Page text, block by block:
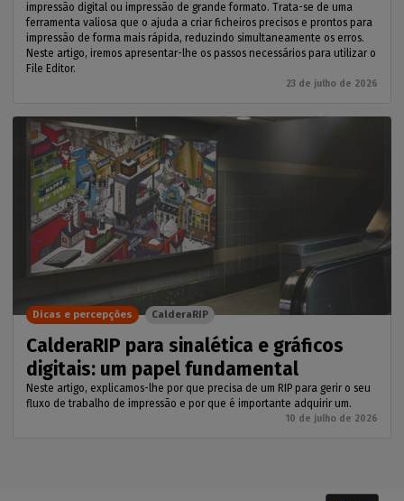
impressão digital ou impressão de grande formato. Trata-se de uma
ferramenta valiosa que o ajuda a criar ficheiros precisos e prontos para
impressão de forma mais rápida, reduzindo simultaneamente os erros.
Neste artigo, iremos apresentar-lhe os passos necessários para utilizar o
File Editor.
23 de julho de 2026
CalderaRIP para sinalética e gráficos
digitais: um papel fundamental
Neste artigo, explicamos-lhe por que precisa de um RIP para gerir o seu
fluxo de trabalho de impressão e por que é importante adquirir um.
10 de julho de 2026
Dicas e percepções CalderaRIP